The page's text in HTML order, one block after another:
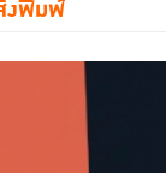
งพิมพ์